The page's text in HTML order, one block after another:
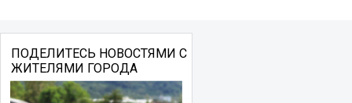
ПОДЕЛИТЕСЬ НОВОСТЯМИ С
ЖИТЕЛЯМИ ГОРОДА